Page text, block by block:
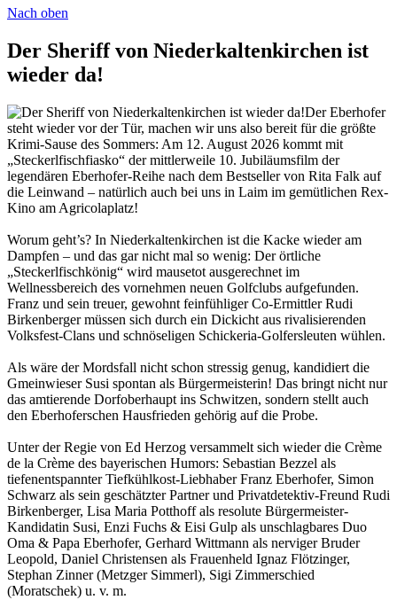
Nach oben
Der Sheriff von Niederkaltenkirchen ist
wieder da!
Der Eberhofer
steht wieder vor der Tür, machen wir uns also bereit für die größte
Krimi-Sause des Sommers: Am 12. August 2026 kommt mit
„Steckerlfischfiasko“ der mittlerweile 10. Jubiläumsfilm der
legendären Eberhofer-Reihe nach dem Bestseller von Rita Falk auf
die Leinwand – natürlich auch bei uns in Laim im gemütlichen Rex-
Kino am Agricolaplatz!
Worum geht’s? In Niederkaltenkirchen ist die Kacke wieder am
Dampfen – und das gar nicht mal so wenig: Der örtliche
„Steckerlfischkönig“ wird mausetot ausgerechnet im
Wellnessbereich des vornehmen neuen Golfclubs aufgefunden.
Franz und sein treuer, gewohnt feinfühliger Co-Ermittler Rudi
Birkenberger müssen sich durch ein Dickicht aus rivalisierenden
Volksfest-Clans und schnöseligen Schickeria-Golfersleuten wühlen.
Als wäre der Mordsfall nicht schon stressig genug, kandidiert die
Gmeinwieser Susi spontan als Bürgermeisterin! Das bringt nicht nur
das amtierende Dorfoberhaupt ins Schwitzen, sondern stellt auch
den Eberhoferschen Hausfrieden gehörig auf die Probe.
Unter der Regie von Ed Herzog versammelt sich wieder die Crème
de la Crème des bayerischen Humors: Sebastian Bezzel als
tiefenentspannter Tiefkühlkost-Liebhaber Franz Eberhofer, Simon
Schwarz als sein geschätzter Partner und Privatdetektiv-Freund Rudi
Birkenberger, Lisa Maria Potthoff als resolute Bürgermeister-
Kandidatin Susi, Enzi Fuchs & Eisi Gulp als unschlagbares Duo
Oma & Papa Eberhofer, Gerhard Wittmann als nerviger Bruder
Leopold, Daniel Christensen als Frauenheld Ignaz Flötzinger,
Stephan Zinner (Metzger Simmerl), Sigi Zimmerschied
(Moratschek) u. v. m.